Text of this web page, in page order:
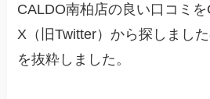
CALDO南柏店の良い口コミ
X（旧Twitter）から探しまし
を抜粋しました。